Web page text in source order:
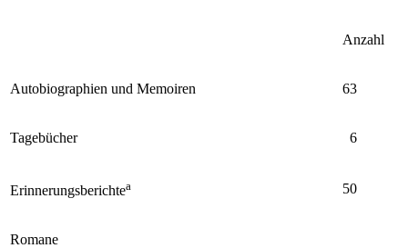
Anzahl
Autobiographien und Memoiren 63
Tagebücher 6
Erinnerungsberichtea 50
Romane